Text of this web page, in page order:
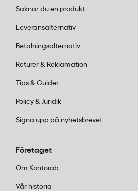
Saknar du en produkt
Leveransalternativ
Betalningsalternativ
Returer & Reklamation
Tips & Guider
Policy & Juridik
Signa upp på nyhetsbrevet
Företaget
Om Kontorab
Vår historia